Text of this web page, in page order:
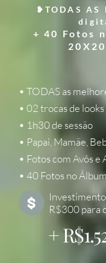
❥TODAS AS
+ 40 Fotos
• TODAS as
• 02 trocas de looks
• 1h30 de sessão
• Papai, Mamãe,
• Fotos com Avôs e
• 40 Fotos no
R$300 para
+